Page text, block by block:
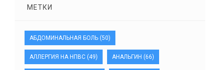
МЕТКИ
АБДОМИНАЛЬНАЯ БОЛЬ (50)
АЛЛЕРГИЯ НА НПВС (49) АНАЛЬГИН (66)